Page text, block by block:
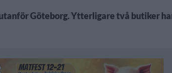
Göteborg. Ytterligare två butiker